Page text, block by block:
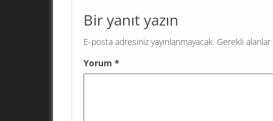
Bir yanıt yazın
E-posta adresiniz yayınlanmayacak. Gerekli alanlar
Yorum *